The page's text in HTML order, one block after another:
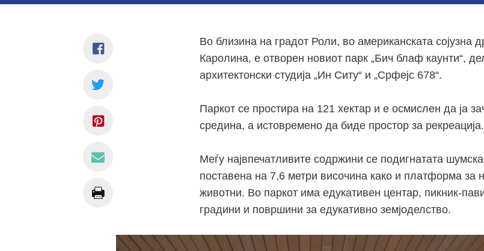
Во близина на градот Роли, во американската сојузна
Каролина, е отворен новиот парк „Бич блаф каунти“,
архитектонски студија „Ин Ситу“ и „Срфејс 678“.
Паркот се простира на 121 хектар и е осмислен да ја
средина, а истовремено да биде простор за рекреација.
Меѓу највпечатливите содржини се подигнатата
поставена на 7,6 метри височина како и платформа
животни. Во паркот има едукативен центар, пикник-
градини и површини за едукативно земјоделство.